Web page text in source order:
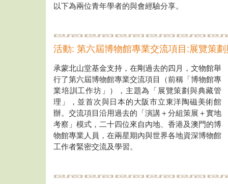
以下為兩位青年學者的與會經驗分享。
活動: 第六屆博物館專業交流項目:展覽策
承蒙北山堂基金支持，在剛過去的四月，文物館舉
行了第六屆博物館專業交流項目（前稱「博物館專
業培訓工作坊」），主題為「展覽策劃與典藏管
理」，並首次與日本的大阪市立東洋陶磁美術館
辦。交流項目沿用過去的「演講＋分組策展＋實地
考察」模式，二十四位來自內地、香港及澳門的博
物館專業人員，在兩星期內與世界各地資深博物館
工作者緊密交流及學習。